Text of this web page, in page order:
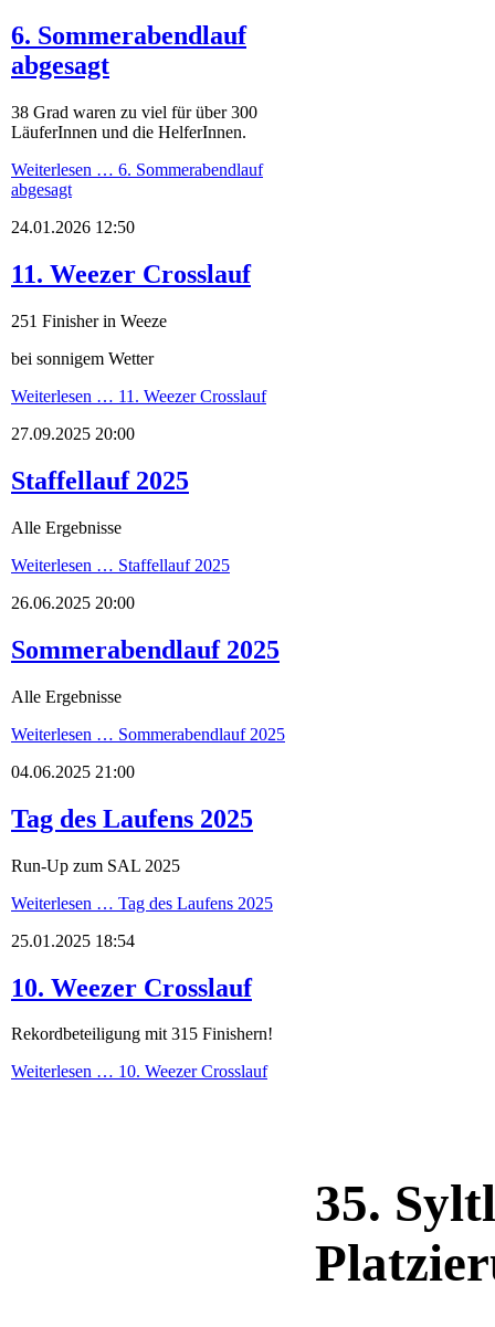
6. Sommerabendlauf
abgesagt
38 Grad waren zu viel für über 300
LäuferInnen und die HelferInnen.
Weiterlesen … 6. Sommerabendlauf
abgesagt
24.01.2026 12:50
11. Weezer Crosslauf
251 Finisher in Weeze
bei sonnigem Wetter
Weiterlesen … 11. Weezer Crosslauf
27.09.2025 20:00
Staffellauf 2025
Alle Ergebnisse
Weiterlesen … Staffellauf 2025
26.06.2025 20:00
Sommerabendlauf 2025
Alle Ergebnisse
Weiterlesen … Sommerabendlauf 2025
04.06.2025 21:00
Tag des Laufens 2025
Run-Up zum SAL 2025
Weiterlesen … Tag des Laufens 2025
25.01.2025 18:54
10. Weezer Crosslauf
Rekordbeteiligung mit 315 Finishern!
Weiterlesen … 10. Weezer Crosslauf
35.